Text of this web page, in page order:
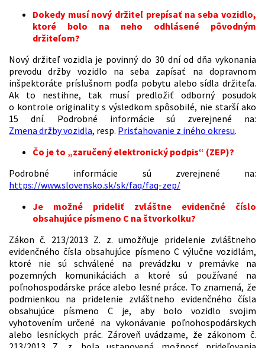
Dokedy musí nový držiteľ prepísať na seba vozidlo,
ktoré bolo na neho odhlásené pôvodným
držiteľom?
Nový držiteľ vozidla je povinný do 30 dní od dňa vykonania
prevodu držby vozidlo na seba zapísať na dopravnom
inšpektoráte príslušnom podľa pobytu alebo sídla držiteľa.
Ak to nestihne, tak musí predložiť odborný posudok
o kontrole originality s výsledkom spôsobilé, nie starší ako
15 dní. Podrobné informácie sú zverejnené na:
Zmena držby vozidla, resp. Prisťahovanie z iného okresu.
Čo je to „zaručený elektronický podpis“ (ZEP)?
Podrobné informácie sú zverejnené na:
https://www.slovensko.sk/sk/faq/faq-zep/
Je možné prideliť zvláštne evidenčné číslo
obsahujúce písmeno C na štvorkolku?
Zákon č. 213/2013 Z. z. umožňuje pridelenie zvláštneho
evidenčného čísla obsahujúce písmeno C výlučne vozidlám,
ktoré nie sú schválené na prevádzku v premávke na
pozemných komunikáciách a ktoré sú používané na
poľnohospodárske práce alebo lesné práce. To znamená, že
podmienkou na pridelenie zvláštneho evidenčného čísla
obsahujúce písmeno C je, aby bolo vozidlo svojim
vyhotovením určené na vykonávanie poľnohospodárskych
alebo lesníckych prác. Zároveň uvádzame, že zákonom č.